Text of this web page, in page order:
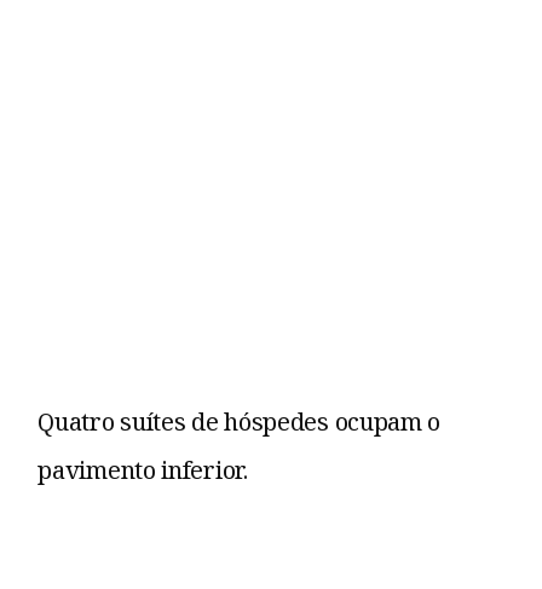
Quatro suítes de hóspedes ocupam o
pavimento inferior.